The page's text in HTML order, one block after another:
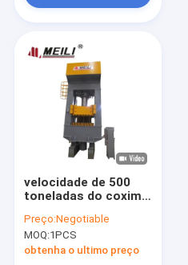
velocidade de 500
toneladas do coxim
ISO9001 70mm/S da
imprensa hidráulica
de quadro de H
Preço:Negotiable
MOQ:1PCS
obtenha o ultimo preço